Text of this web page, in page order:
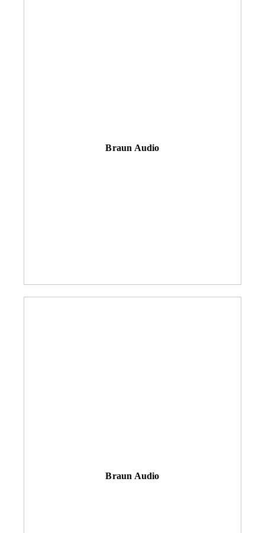
Braun Audio
Braun Audio